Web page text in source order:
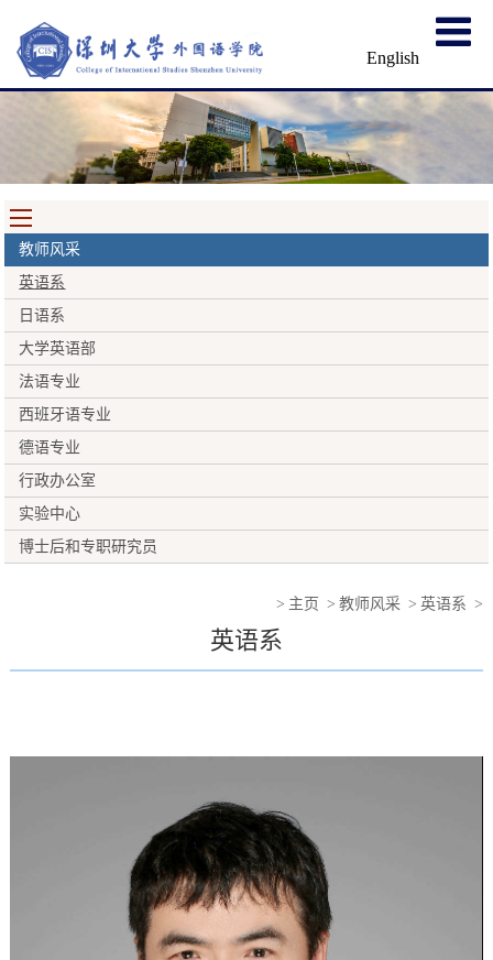
English
教师风采
英语系
日语系
大学英语部
法语专业
西班牙语专业
德语专业
行政办公室
实验中心
博士后和专职研究员
> 主页 > 教师风采 > 英语系 >
英语系